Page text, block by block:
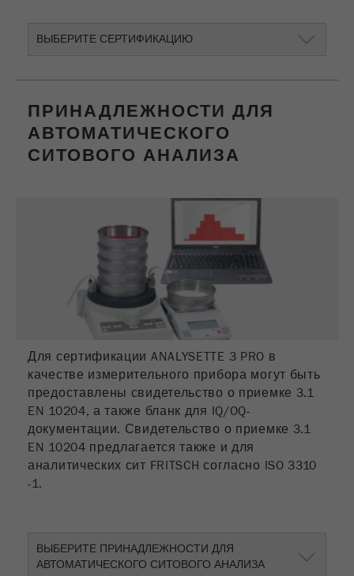
Цель 1 год
ВЫБЕРИТЕ СЕРТИФИКАЦИЮ
ПРИНАДЛЕЖНОСТИ ДЛЯ
АВТОМАТИЧЕСКОГО
СИТОВОГО АНАЛИЗА
Для сертификации ANALYSETTE 3 PRO в
качестве измерительного прибора могут быть
предоставлены свидетельство о приемке 3.1
EN 10204, а также бланк для IQ/OQ-
документации. Свидетельство о приемке 3.1
EN 10204 предлагается также и для
аналитических сит FRITSCH согласно ISO 3310
-1.
ВЫБЕРИТЕ ПРИНАДЛЕЖНОСТИ ДЛЯ
АВТОМАТИЧЕСКОГО СИТОВОГО АНАЛИЗА